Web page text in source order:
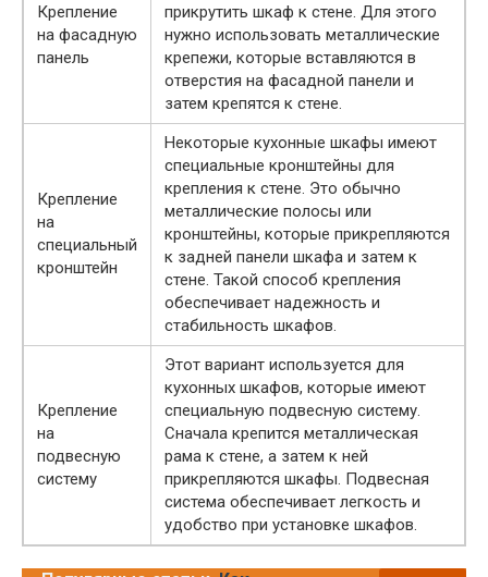
Крепление
на фасадную
панель
прикрутить шкаф к стене. Для этого
нужно использовать металлические
крепежи, которые вставляются в
отверстия на фасадной панели и
затем крепятся к стене.
Крепление
на
специальный
кронштейн
Некоторые кухонные шкафы имеют
специальные кронштейны для
крепления к стене. Это обычно
металлические полосы или
кронштейны, которые прикрепляются
к задней панели шкафа и затем к
стене. Такой способ крепления
обеспечивает надежность и
стабильность шкафов.
Крепление
на
подвесную
систему
Этот вариант используется для
кухонных шкафов, которые имеют
специальную подвесную систему.
Сначала крепится металлическая
рама к стене, а затем к ней
прикрепляются шкафы. Подвесная
система обеспечивает легкость и
удобство при установке шкафов.